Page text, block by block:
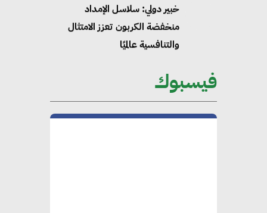
خبير دولي: سلاسل الإمداد
منخفضة الكربون تعزز الامتثال
والتنافسية عالميًا
“وزيرة البيئة الدكتورة ياسمين
فؤاد”.. منصب رفيع يعكس المكانة
فيسبوك